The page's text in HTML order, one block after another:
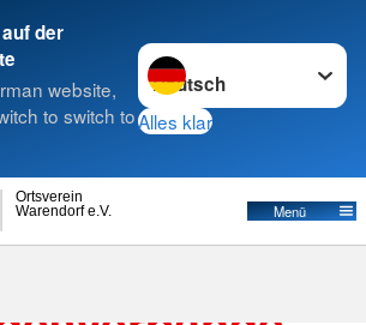
der
website,
to switch to
Sprache wechseln zu
Alles klar
Warendorf e.V.
Ortsverein
Menü